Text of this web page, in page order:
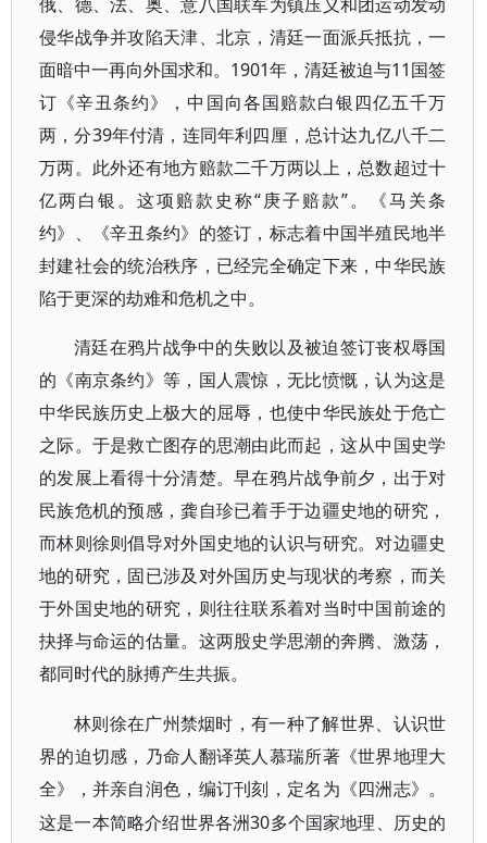
侵华战争并攻陷天津、北京，清廷一面派兵抵抗，一
面暗中一再向外国求和。1901年，清廷被迫与11国签
订《辛丑条约》，中国向各国赔款白银四亿五千万
两，分39年付清，连同年利四厘，总计达九亿八千二
万两。此外还有地方赔款二千万两以上，总数超过十
亿两白银。这项赔款史称“庚子赔款”。《马关条
约》、《辛丑条约》的签订，标志着中国半殖民地半
封建社会的统治秩序，已经完全确定下来，中华民族
陷于更深的劫难和危机之中。
清廷在鸦片战争中的失败以及被迫签订丧权辱国
的《南京条约》等，国人震惊，无比愤慨，认为这是
中华民族历史上极大的屈辱，也使中华民族处于危亡
之际。于是救亡图存的思潮由此而起，这从中国史学
的发展上看得十分清楚。早在鸦片战争前夕，出于对
民族危机的预感，龚自珍已着手于边疆史地的研究，
而林则徐则倡导对外国史地的认识与研究。对边疆史
地的研究，固已涉及对外国历史与现状的考察，而关
于外国史地的研究，则往往联系着对当时中国前途的
抉择与命运的估量。这两股史学思潮的奔腾、激荡，
都同时代的脉搏产生共振。
林则徐在广州禁烟时，有一种了解世界、认识世
界的迫切感，乃命人翻译英人慕瑞所著《世界地理大
全》，并亲自润色，编订刊刻，定名为《四洲志》。
这是一本简略介绍世界各洲30多个国家地理、历史的